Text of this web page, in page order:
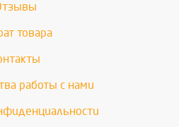
товара
работы с нами